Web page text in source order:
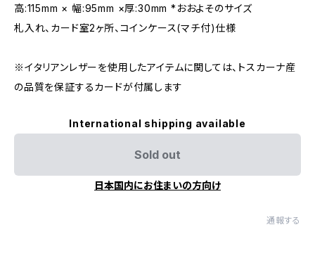
高:115mm × 幅:95mm ×厚:30mm *おおよそのサイズ
札入れ、カード室2ヶ所、コインケース(マチ付)仕様
※イタリアンレザーを使用したアイテムに関しては、トスカーナ産
の品質を保証するカードが付属します
International shipping available
Sold out
日本国内にお住まいの方向け
通報する